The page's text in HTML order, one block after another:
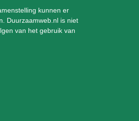
kunnen er
Duurzaamweb.nl is niet
van het gebruik van